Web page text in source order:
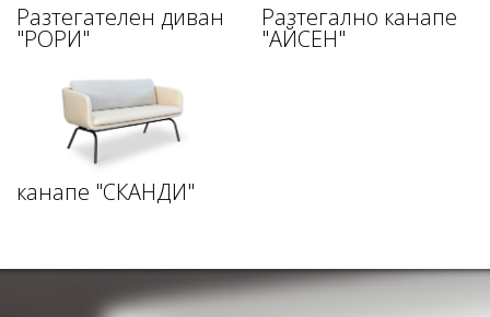
Разтегателен диван
"РОРИ"
Разтегално канапе
"АЙСЕН"
канапе "СКАНДИ"